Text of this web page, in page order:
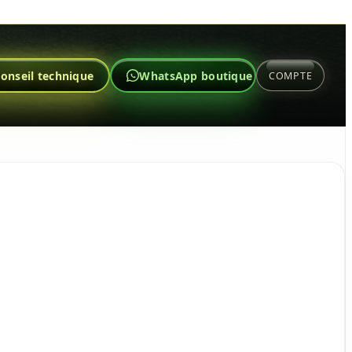
technique WhatsApp boutique COMPTE